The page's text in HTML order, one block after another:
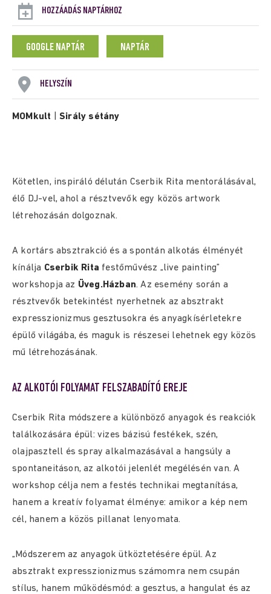
HOZZÁADÁS NAPTÁRHOZ
GOOGLE NAPTÁR NAPTÁR
HELYSZÍN
MOMkult |Sirály sétány
Kötetlen, inspiráló délután Cserbik Rita mentorálásával,
élő DJ-vel, ahol a résztvevők egy közös artwork
létrehozásán dolgoznak.
A kortárs absztrakció és a spontán alkotás élményét
kínálja Cserbik Rita festőművész „live painting”
workshopja az Üveg.Házban. Az esemény során a
résztvevők betekintést nyerhetnek az absztrakt
expresszionizmus gesztusokra és anyagkísérletekre
épülő világába, és maguk is részesei lehetnek egy közös
mű létrehozásának.
AZ ALKOTÓI FOLYAMAT FELSZABADÍTÓ EREJE
Cserbik Rita módszere a különböző anyagok és reakciók
találkozására épül: vizes bázisú festékek, szén,
olajpasztell és spray alkalmazásával a hangsúly a
spontaneitáson, az alkotói jelenlét megélésén van. A
workshop célja nem a festés technikai megtanítása,
hanem a kreatív folyamat élménye: amikor a kép nem
cél, hanem a közös pillanat lenyomata.
„Módszerem az anyagok ütköztetésére épül. Az
absztrakt expresszionizmus számomra nem csupán
stílus, hanem működésmód: a gesztus, a hangulat és az